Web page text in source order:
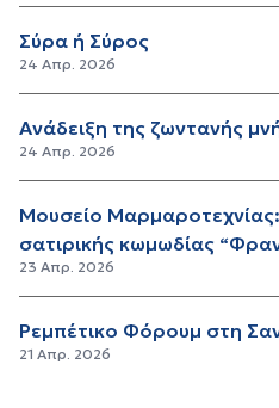
Σύρα ή Σύρος
24 Απρ. 2026
Ανάδειξη της ζωντανής
24 Απρ. 2026
Μουσείο
σατιρικής κωμωδίας
23 Απρ. 2026
Ρεμπέτικο Φόρουμ στη
21 Απρ. 2026